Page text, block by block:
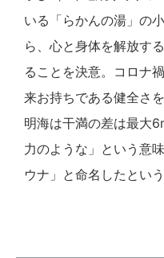
いる「らかんの湯」の
ら、心と身体を解放す
ることを決意。コロナ
来お持ちである健全さ
明海は干満の差は最大
力のような」という意
ウナ」と命名したという